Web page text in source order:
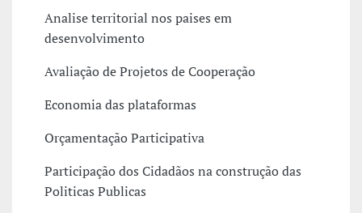
Analise territorial nos paises em
desenvolvimento
Avaliação de Projetos de Cooperação
Economia das plataformas
Orçamentação Participativa
Participação dos Cidadãos na construção das
Politicas Publicas